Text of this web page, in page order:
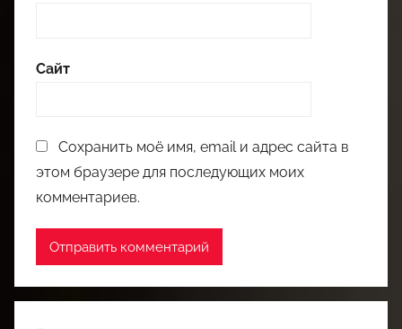
Сайт
Сохранить моё имя, email и адрес сайта в
этом браузере для последующих моих
комментариев.